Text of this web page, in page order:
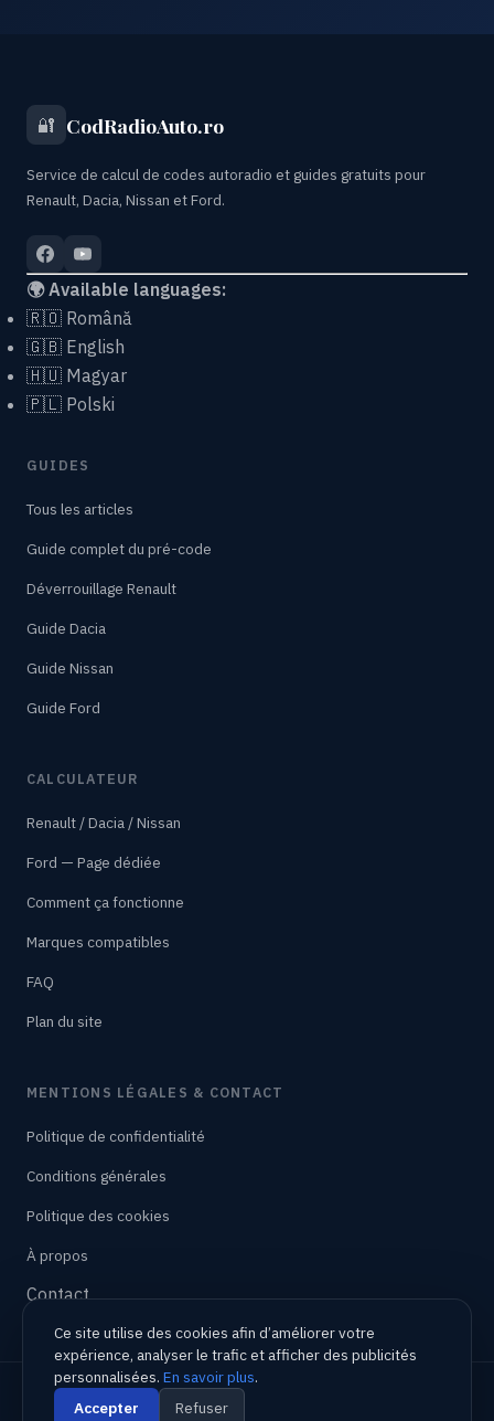
Ce site utilise des cookies afin d’améliorer votre
expérience, analyser le trafic et afficher des publicités
personnalisées. En savoir plus.
Accepter
Refuser
🔐 CodRadioAuto.ro
Service de calcul de codes autoradio et guides gratuits pour
Renault, Dacia, Nissan et Ford.
🌍 Available languages:
🇷🇴 Română
🇬🇧 English
🇭🇺 Magyar
🇵🇱 Polski
GUIDES
Tous les articles
Guide complet du pré-code
Déverrouillage Renault
Guide Dacia
Guide Nissan
Guide Ford
CALCULATEUR
Renault / Dacia / Nissan
Ford — Page dédiée
Comment ça fonctionne
Marques compatibles
FAQ
Plan du site
MENTIONS LÉGALES & CONTACT
Politique de confidentialité
Conditions générales
Politique des cookies
À propos
Contact
© 2026 CodRadioAuto.ro. Tous droits réservés.